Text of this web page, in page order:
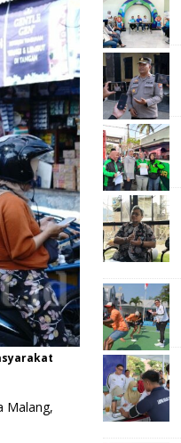
Malang,